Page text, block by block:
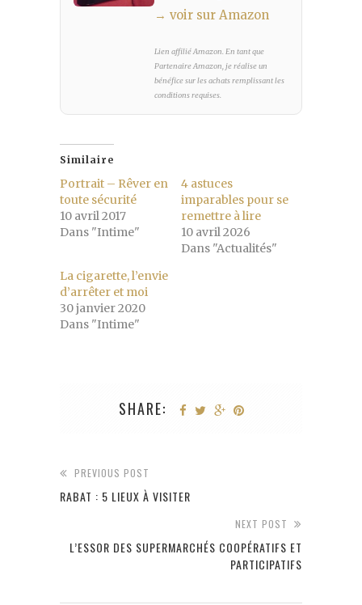
→ voir sur Amazon
Lien affilié Amazon. En tant que
Partenaire Amazon, je réalise un
bénéfice sur les achats remplissant les
conditions requises.
Similaire
Portrait – Rêver en
toute sécurité
10 avril 2017
Dans "Intime"
4 astuces
imparables pour se
remettre à lire
10 avril 2026
Dans "Actualités"
La cigarette, l’envie
d’arrêter et moi
30 janvier 2020
Dans "Intime"
SHARE:
PREVIOUS POST
RABAT : 5 LIEUX À VISITER
NEXT POST
L’ESSOR DES SUPERMARCHÉS COOPÉRATIFS ET
PARTICIPATIFS